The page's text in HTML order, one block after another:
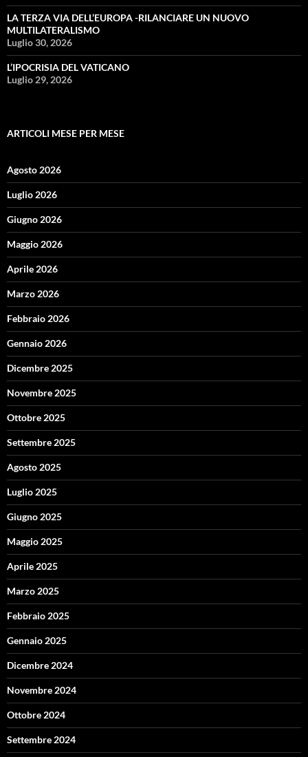
LA TERZA VIA DELL’EUROPA -RILANCIARE UN NUOVO
MULTILATERALISMO
Luglio 30, 2026
L’IPOCRISIA DEL VATICANO
Luglio 29, 2026
ARTICOLI MESE PER MESE
Agosto 2026
Luglio 2026
Giugno 2026
Maggio 2026
Aprile 2026
Marzo 2026
Febbraio 2026
Gennaio 2026
Dicembre 2025
Novembre 2025
Ottobre 2025
Settembre 2025
Agosto 2025
Luglio 2025
Giugno 2025
Maggio 2025
Aprile 2025
Marzo 2025
Febbraio 2025
Gennaio 2025
Dicembre 2024
Novembre 2024
Ottobre 2024
Settembre 2024